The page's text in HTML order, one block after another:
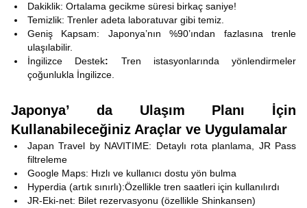
Dakiklik: Ortalama gecikme süresi birkaç saniye!
Temizlik: Trenler adeta laboratuvar gibi temiz.
Geniş Kapsam: Japonya’nın %90’ından fazlasına trenle
ulaşılabilir.
İngilizce Destek: Tren istasyonlarında yönlendirmeler
çoğunlukla İngilizce.
Japonya’ da Ulaşım Planı İçin
Kullanabileceğiniz Araçlar ve Uygulamalar
Japan Travel by NAVITIME: Detaylı rota planlama, JR Pass
filtreleme
Google Maps: Hızlı ve kullanıcı dostu yön bulma
Hyperdia (artık sınırlı):Özellikle tren saatleri için kullanılırdı
JR-Eki-net: Bilet rezervasyonu (özellikle Shinkansen)